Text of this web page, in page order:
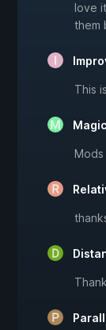
love
them
This